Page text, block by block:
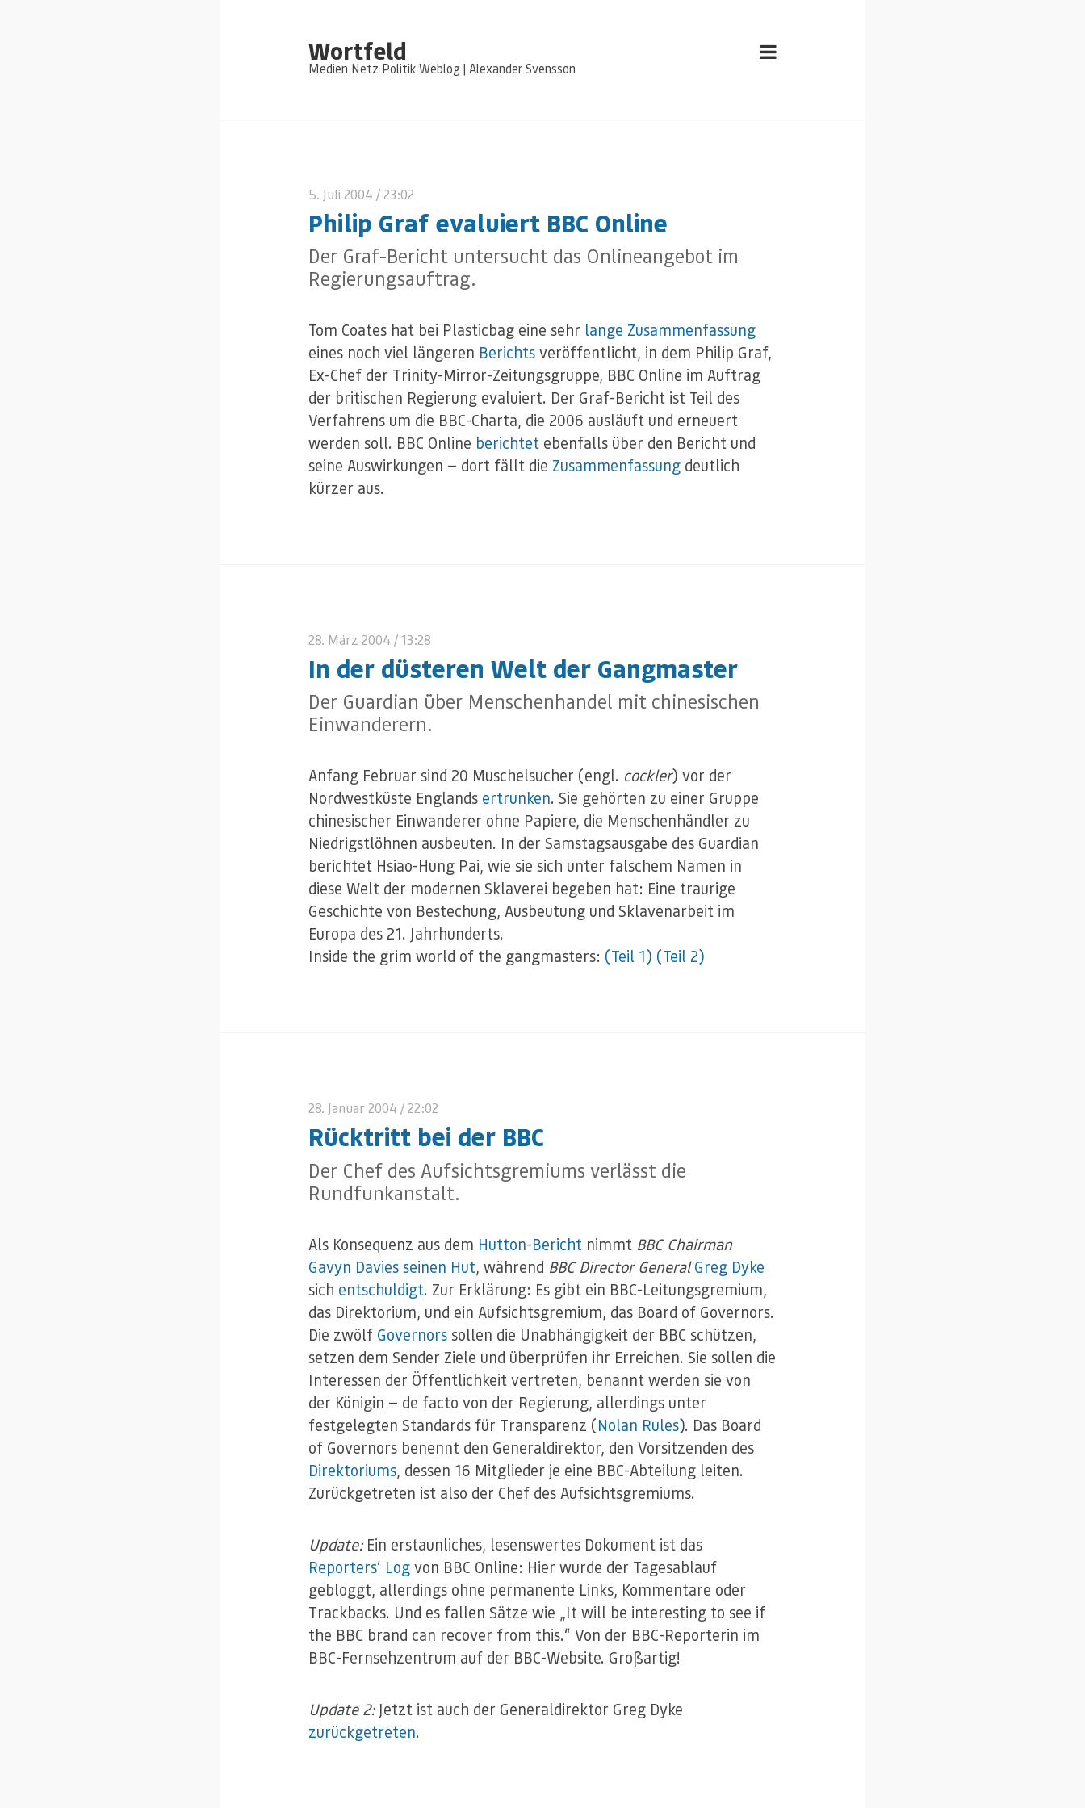
Wortfeld
Medien Netz Politik Weblog | Alexander Svensson
5. Juli 2004 / 23:02
Philip Graf evaluiert BBC Online
Der Graf-Bericht untersucht das Onlineangebot im
Regierungsauftrag.
Tom Coates hat bei Plasticbag eine sehr lange Zusammenfassung
eines noch viel längeren Berichts veröffentlicht, in dem Philip Graf,
Ex-Chef der Trinity-Mirror-Zeitungsgruppe, BBC Online im Auftrag
der britischen Regierung evaluiert. Der Graf-Bericht ist Teil des
Verfahrens um die BBC-Charta, die 2006 ausläuft und erneuert
werden soll. BBC Online berichtet ebenfalls über den Bericht und
seine Auswirkungen — dort fällt die Zusammenfassung deutlich
kürzer aus.
28. März 2004 / 13:28
In der düsteren Welt der Gangmaster
Der Guardian über Menschenhandel mit chinesischen
Einwanderern.
Anfang Februar sind 20 Muschelsucher (engl. cockler) vor der
Nordwestküste Englands ertrunken. Sie gehörten zu einer Gruppe
chinesischer Einwanderer ohne Papiere, die Menschenhändler zu
Niedrigstlöhnen ausbeuten. In der Samstagsausgabe des Guardian
berichtet Hsiao-Hung Pai, wie sie sich unter falschem Namen in
diese Welt der modernen Sklaverei begeben hat: Eine traurige
Geschichte von Bestechung, Ausbeutung und Sklavenarbeit im
Europa des 21. Jahrhunderts.
Inside the grim world of the gangmasters: (Teil 1) (Teil 2)
28. Januar 2004 / 22:02
Rücktritt bei der BBC
Der Chef des Aufsichtsgremiums verlässt die
Rundfunkanstalt.
Als Konsequenz aus dem Hutton-Bericht nimmt BBC Chairman
Gavyn Davies seinen Hut, während BBC Director General Greg Dyke
sich entschuldigt. Zur Erklärung: Es gibt ein BBC-Leitungsgremium,
das Direktorium, und ein Aufsichtsgremium, das Board of Governors.
Die zwölf Governors sollen die Unabhängigkeit der BBC schützen,
setzen dem Sender Ziele und überprüfen ihr Erreichen. Sie sollen die
Interessen der Öffentlichkeit vertreten, benannt werden sie von
der Königin — de facto von der Regierung, allerdings unter
festgelegten Standards für Transparenz (Nolan Rules). Das Board
of Governors benennt den Generaldirektor, den Vorsitzenden des
Direktoriums, dessen 16 Mitglieder je eine BBC-Abteilung leiten.
Zurückgetreten ist also der Chef des Aufsichtsgremiums.
Update:Ein erstaunliches, lesenswertes Dokument ist das
Reporters‘ Log von BBC Online: Hier wurde der Tagesablauf
gebloggt, allerdings ohne permanente Links, Kommentare oder
Trackbacks. Und es fallen Sätze wie „It will be interesting to see if
the BBC brand can recover from this.“ Von der BBC-Reporterin im
BBC-Fernsehzentrum auf der BBC-Website. Großartig!
Update 2:Jetzt ist auch der Generaldirektor Greg Dyke
zurückgetreten.